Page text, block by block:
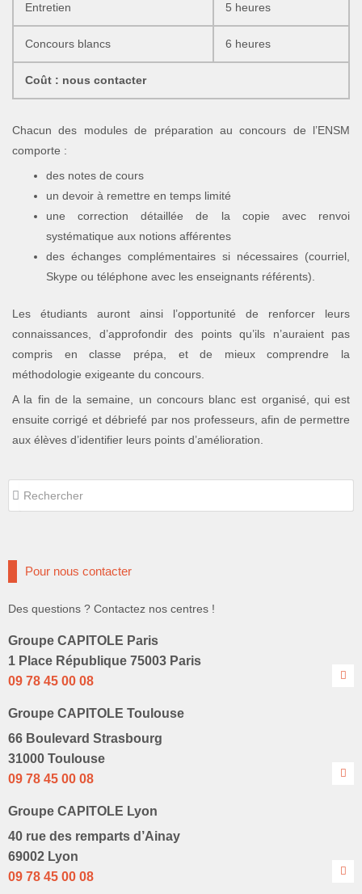
Entretien 5 heures
Concours blancs 6 heures
Coût : nous contacter
Chacun des modules de préparation au concours de l’ENSM
comporte :
des notes de cours
un devoir à remettre en temps limité
une correction détaillée de la copie avec renvoi
systématique aux notions afférentes
des échanges complémentaires si nécessaires (courriel,
Skype ou téléphone avec les enseignants référents).
Les étudiants auront ainsi l’opportunité de renforcer leurs
connaissances, d’approfondir des points qu’ils n’auraient pas
compris en classe prépa, et de mieux comprendre la
méthodologie exigeante du concours.
A la fin de la semaine, un concours blanc est organisé, qui est
ensuite corrigé et débriefé par nos professeurs, afin de permettre
aux élèves d’identifier leurs points d’amélioration.
Rechercher
Pour nous contacter
Des questions ? Contactez nos centres !
Groupe CAPITOLE Paris
1 Place République 75003 Paris
09 78 45 00 08
Groupe CAPITOLE Toulouse
66 Boulevard Strasbourg
31000 Toulouse
09 78 45 00 08
Groupe CAPITOLE Lyon
40 rue des remparts d’Ainay
69002 Lyon
09 78 45 00 08